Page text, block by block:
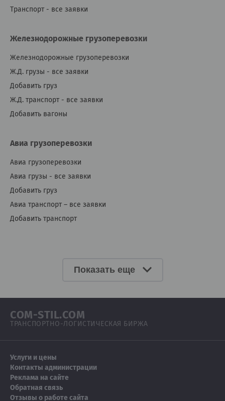
Транспорт - все заявки
Железнодорожные грузоперевозки
Железнодорожные грузоперевозки
Ж.Д. грузы - все заявки
Добавить груз
Ж.Д. транспорт - все заявки
Добавить вагоны
Авиа грузоперевозки
Авиа грузоперевозки
Авиа грузы - все заявки
Добавить груз
Авиа транспорт – все заявки
Добавить транспорт
Показать еще
COM-STIL.COM
ТРАНСПОРТНО-ЛОГИСТИЧЕСКАЯ БИРЖА
Услуги и цены
Контакты администрации
Реклама на сайте
Обратная связь
Отзывы о работе сайта